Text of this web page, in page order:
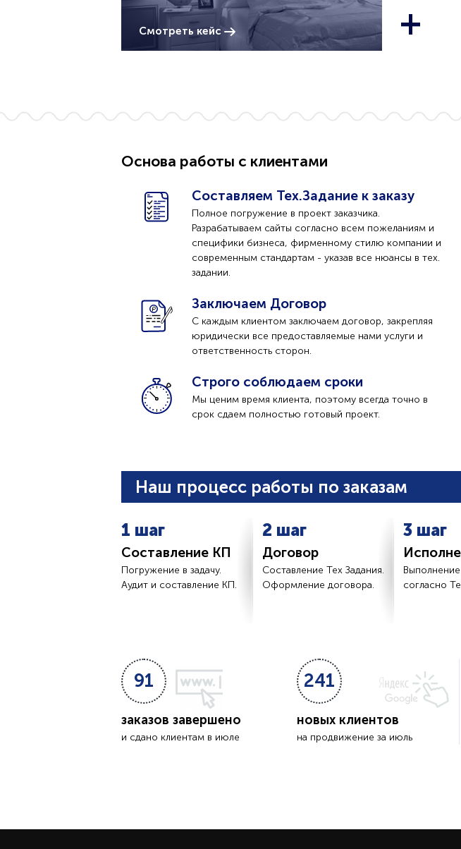
Смотреть кейс +
Основа работы с клиентами
Составляем Тех.Задание к заказу
Полное погружение в проект заказчика.
Разрабатываем сайты согласно всем пожеланиям и
специфики бизнеса, фирменному стилю компании и
современным стандартам - указав все нюансы в тех.
задании.
Заключаем Договор
С каждым клиентом заключаем договор, закрепляя
юридически все предоставляемые нами услуги и
ответственность сторон.
Строго соблюдаем сроки
Мы ценим время клиента, поэтому всегда точно в
срок сдаем полностью готовый проект.
Наш процесс работы по заказам
1 шаг
Составление КП
Погружение в задачу.
Аудит и составление КП.
2 шаг
Договор
Составление Тех Задания.
Оформление договора.
3 шаг
согласно
91
заказов завершено
и сдано клиентам в июле
241
новых клиентов
на продвижение за июль